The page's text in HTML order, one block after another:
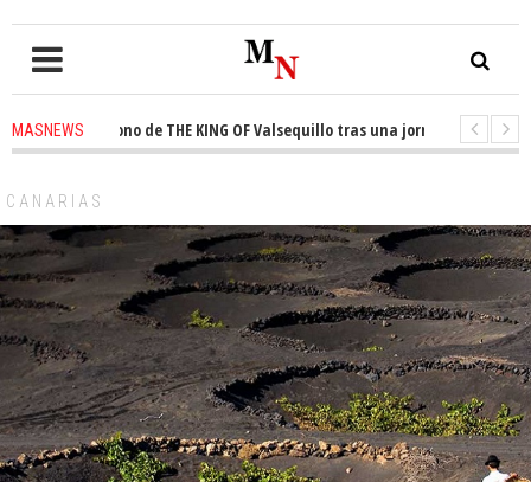
MASNEWS
el trono de THE KING OF Valsequillo tras una jornada de baloncesto
CANARIAS